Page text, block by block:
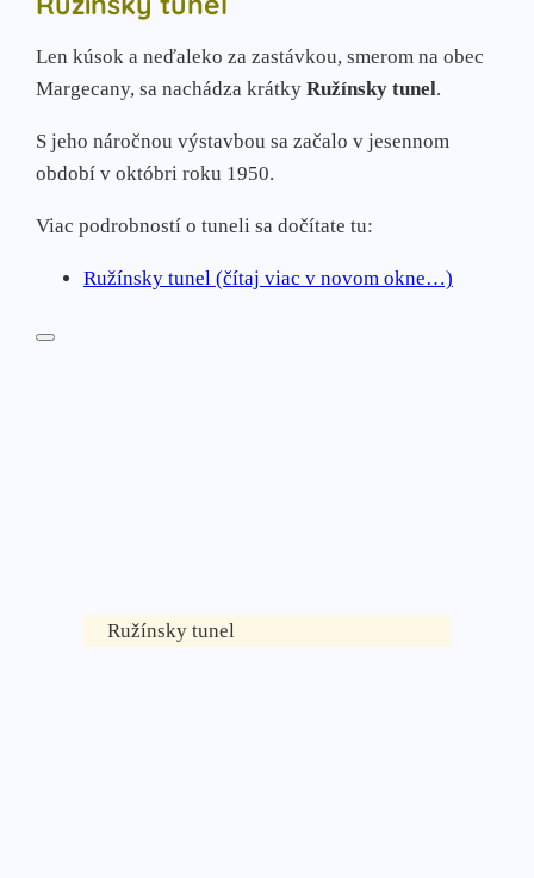
Len kúsok a neďaleko za zastávkou, smerom na obec
Margecany, sa nachádza krátky Ružínsky tunel.
S jeho náročnou výstavbou sa začalo v jesennom
období v októbri roku 1950.
Viac podrobností o tuneli sa dočítate tu:
Ružínsky tunel (čítaj viac v novom okne…)
Ružínsky tunel